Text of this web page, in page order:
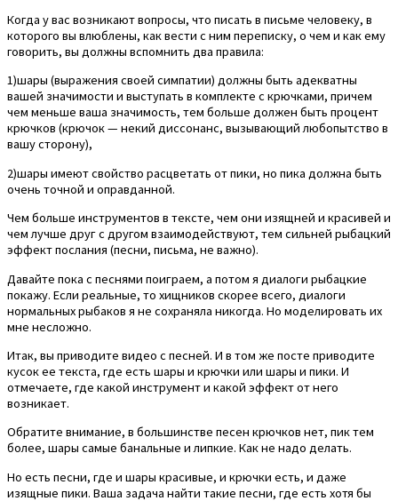
Когда у вас возникают вопросы, что писать в письме человеку, в
которого вы влюблены, как вести с ним переписку, о чем и как ему
говорить, вы должны вспомнить два правила:
1)шары (выражения своей симпатии) должны быть адекватны
вашей значимости и выступать в комплекте с крючками, причем
чем меньше ваша значимость, тем больше должен быть процент
крючков (крючок — некий диссонанс, вызывающий любопытство в
вашу сторону),
2)шары имеют свойство расцветать от пики, но пика должна быть
очень точной и оправданной.
Чем больше инструментов в тексте, чем они изящней и красивей и
чем лучше друг с другом взаимодействуют, тем сильней рыбацкий
эффект послания (песни, письма, не важно).
Давайте пока с песнями поиграем, а потом я диалоги рыбацкие
покажу. Если реальные, то хищников скорее всего, диалоги
нормальных рыбаков я не сохраняла никогда. Но моделировать их
мне несложно.
Итак, вы приводите видео с песней. И в том же посте приводите
кусок ее текста, где есть шары и крючки или шары и пики. И
отмечаете, где какой инструмент и какой эффект от него
возникает.
Обратите внимание, в большинстве песен крючков нет, пик тем
более, шары самые банальные и липкие. Как не надо делать.
Но есть песни, где и шары красивые, и крючки есть, и даже
изящные пики. Ваша задача найти такие песни, где есть хотя бы